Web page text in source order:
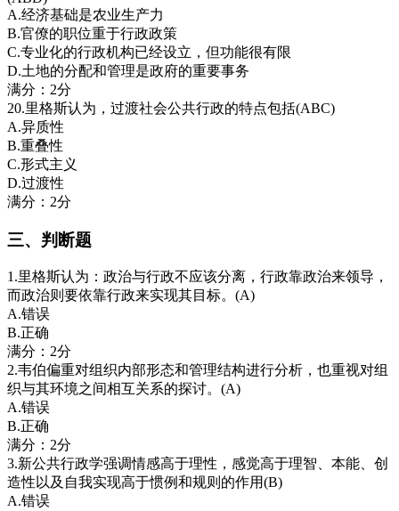
A.经济基础是农业生产力
B.官僚的职位重于行政政策
C.专业化的行政机构已经设立，但功能很有限
D.土地的分配和管理是政府的重要事务
满分：2分
20.里格斯认为，过渡社会公共行政的特点包括(ABC)
A.异质性
B.重叠性
C.形式主义
D.过渡性
满分：2分
三、判断题
1.里格斯认为：政治与行政不应该分离，行政靠政治来领导，
而政治则要依靠行政来实现其目标。(A)
A.错误
B.正确
满分：2分
2.韦伯偏重对组织内部形态和管理结构进行分析，也重视对组
织与其环境之间相互关系的探讨。(A)
A.错误
B.正确
满分：2分
3.新公共行政学强调情感高于理性，感觉高于理智、本能、创
造性以及自我实现高于惯例和规则的作用(B)
A.错误